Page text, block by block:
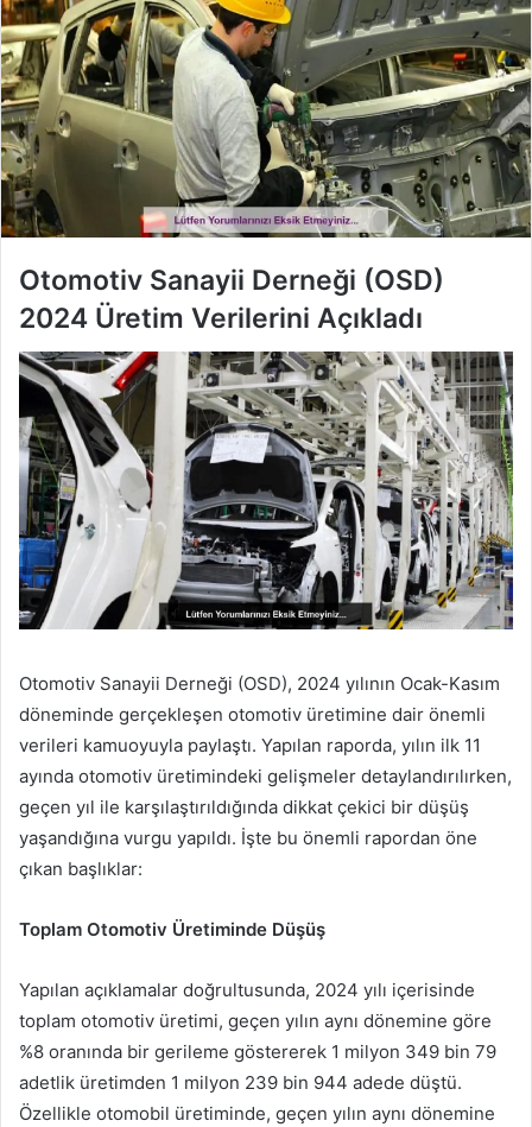
Otomotiv Sanayii Derneği (OSD)
2024 Üretim Verilerini Açıkladı
Otomotiv Sanayii Derneği (OSD), 2024 yılının Ocak-Kasım
döneminde gerçekleşen otomotiv üretimine dair önemli
verileri kamuoyuyla paylaştı. Yapılan raporda, yılın ilk 11
ayında otomotiv üretimindeki gelişmeler detaylandırılırken,
geçen yıl ile karşılaştırıldığında dikkat çekici bir düşüş
yaşandığına vurgu yapıldı. İşte bu önemli rapordan öne
çıkan başlıklar:
Toplam Otomotiv Üretiminde Düşüş
Yapılan açıklamalar doğrultusunda, 2024 yılı içerisinde
toplam otomotiv üretimi, geçen yılın aynı dönemine göre
%8 oranında bir gerileme göstererek 1 milyon 349 bin 79
adetlik üretimden 1 milyon 239 bin 944 adede düştü.
Özellikle otomobil üretiminde, geçen yılın aynı dönemine